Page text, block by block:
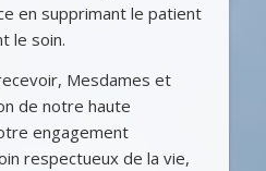
en supprimant le patient
le soin.
Mesdames et
de notre haute
engagement
respectueux de la vie,